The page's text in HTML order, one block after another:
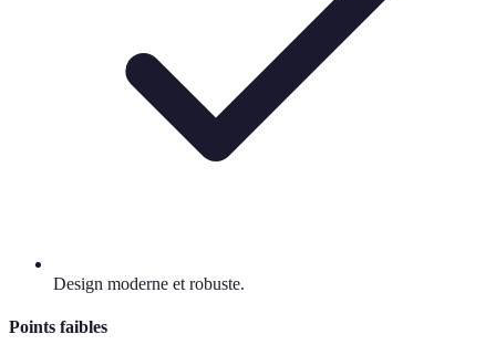
Design moderne et robuste.
Points faibles